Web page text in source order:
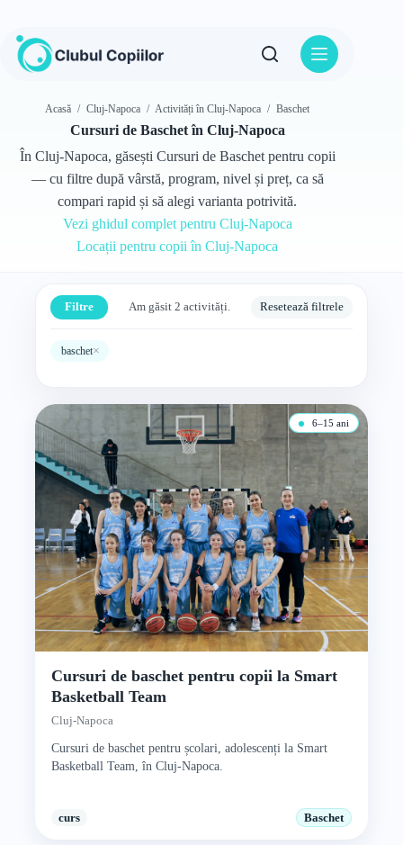
conținut
Acasă / Cluj-Napoca / Activități în Cluj-Napoca / Baschet
Cursuri de Baschet în Cluj-Napoca
În Cluj-Napoca, găsești Cursuri de Baschet pentru copii
— cu filtre după vârstă, program, nivel și preț, ca să
compari rapid și să alegi varianta potrivită.
Vezi ghidul complet pentru Cluj-Napoca
Locații pentru copii în Cluj-Napoca
Filtre Am găsit 2 activități. Resetează filtrele
baschet×
6–15 ani
Cursuri de baschet pentru copii la Smart
Basketball Team
Cluj-Napoca
Cursuri de baschet pentru școlari, adolescenți la Smart
Basketball Team, în Cluj-Napoca.
curs Baschet